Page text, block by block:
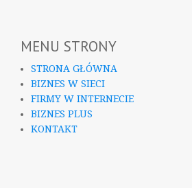
MENU STRONY
STRONA GŁÓWNA
BIZNES W SIECI
FIRMY W INTERNECIE
BIZNES PLUS
KONTAKT